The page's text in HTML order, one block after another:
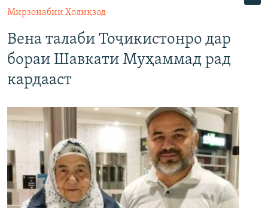
Мирзонабии Холиқзод
Вена талаби Тоҷикистонро дар
бораи Шавкати Муҳаммад рад
кардааст